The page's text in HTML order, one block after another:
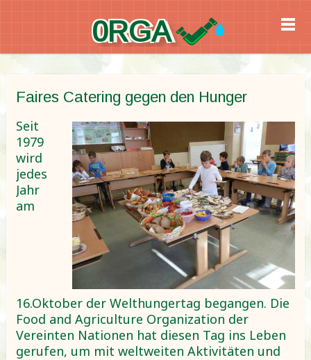
0RGA
Faires Catering gegen den Hunger
Seit
1979
wird
jedes
Jahr
am
16.Oktober der Welthungertag begangen. Die
Food and Agriculture Organization der
Vereinten Nationen hat diesen Tag ins Leben
gerufen, um mit weltweiten Aktivitäten und